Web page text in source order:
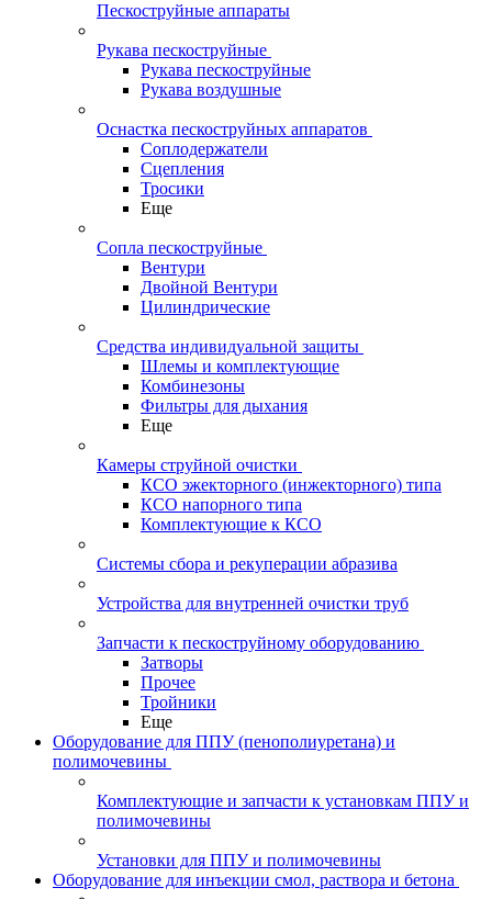
Пескоструйные аппараты
Рукава пескоструйные
Рукава пескоструйные
Рукава воздушные
Оснастка пескоструйных аппаратов
Соплодержатели
Сцепления
Тросики
Еще
Сопла пескоструйные
Вентури
Двойной Вентури
Цилиндрические
Средства индивидуальной защиты
Шлемы и комплектующие
Комбинезоны
Фильтры для дыхания
Еще
Камеры струйной очистки
КСО эжекторного (инжекторного) типа
КСО напорного типа
Комплектующие к КСО
Системы сбора и рекуперации абразива
Устройства для внутренней очистки труб
Запчасти к пескоструйному оборудованию
Затворы
Прочее
Тройники
Еще
Оборудование для ППУ (пенополиуретана) и
полимочевины
Комплектующие и запчасти к установкам ППУ и
полимочевины
Установки для ППУ и полимочевины
Оборудование для инъекции смол, раствора и бетона